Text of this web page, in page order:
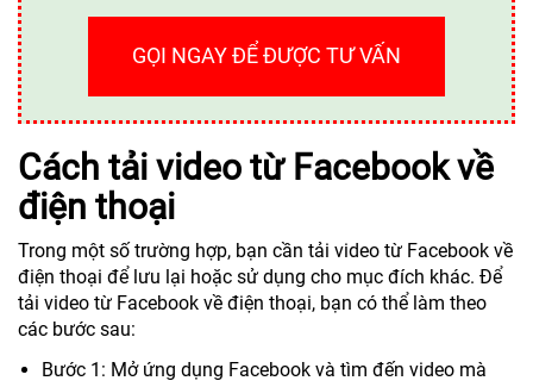
GỌI NGAY ĐỂ ĐƯỢC TƯ VẤN
Cách tải video từ Facebook về
điện thoại
Trong một số trường hợp, bạn cần tải video từ Facebook về
điện thoại để lưu lại hoặc sử dụng cho mục đích khác. Để
tải video từ Facebook về điện thoại, bạn có thể làm theo
các bước sau:
Bước 1: Mở ứng dụng Facebook và tìm đến video mà